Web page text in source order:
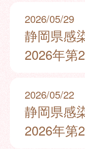
2026/05/29
静岡県感
2026年第
2026/05/22
静岡県感
2026年第